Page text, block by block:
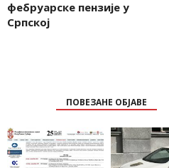
фебруарске пензије у
Српској
ПОВЕЗАНЕ ОБЈАВЕ